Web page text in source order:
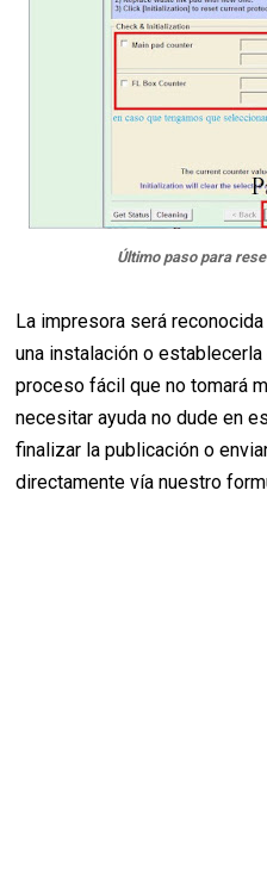
Último paso para
La impresora será
una instalación o
proceso fácil que no tomará
necesitar ayuda no dude en
finalizar la publicación o
directamente vía nuestro